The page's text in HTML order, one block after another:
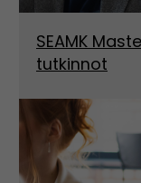
SEAMK
tutkinnot